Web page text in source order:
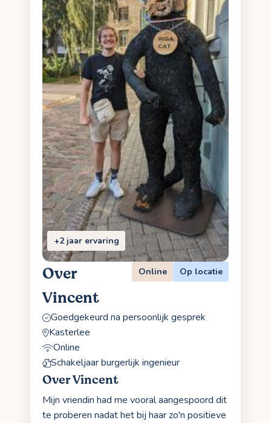
+2 jaar ervaring
Over
Vincent
Online Op locatie
Goedgekeurd na persoonlijk gesprek
Kasterlee
Online
Schakeljaar burgerlijk ingenieur
Over Vincent
Mijn vriendin had me vooral aangespoord dit
te proberen nadat het bij haar zo'n positieve